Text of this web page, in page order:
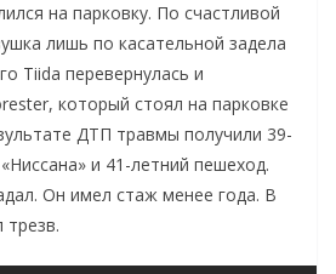
на парковку. По счастливой
лишь по касательной задела
Tiida перевернулась и
который стоял на парковке
ДТП травмы получили 39-
и 41-летний пешеход.
Он имел стаж менее года. В